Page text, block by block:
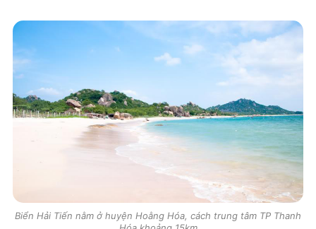
Biển Hải Tiến nằm ở huyện Hoằng Hóa, cách trung tâm TP Thanh